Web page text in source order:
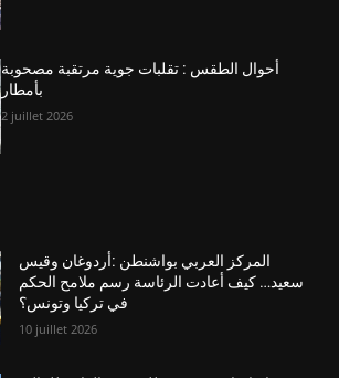
أحوال الطقس : تقلبات جوية مرتقبة مصحوبة
بأمطار
2 juillet 2026
المركز العربي بواشنطن :أردوغان وقيس
سعيد… كيف أعادت الرئاسة رسم ملامح الحكم
في تركيا وتونس؟
10 juillet 2026